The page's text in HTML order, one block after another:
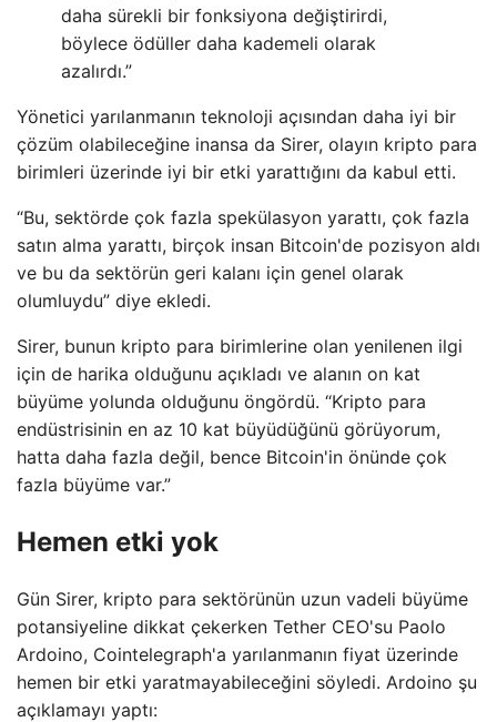
daha sürekli bir fonksiyona değiştirirdi,
böylece ödüller daha kademeli olarak
azalırdı.”
Yönetici yarılanmanın teknoloji açısından daha iyi bir
çözüm olabileceğine inansa da Sirer, olayın kripto para
birimleri üzerinde iyi bir etki yarattığını da kabul etti.
“Bu, sektörde çok fazla spekülasyon yarattı, çok fazla
satın alma yarattı, birçok insan Bitcoin'de pozisyon aldı
ve bu da sektörün geri kalanı için genel olarak
olumluydu” diye ekledi.
Sirer, bunun kripto para birimlerine olan yenilenen ilgi
için de harika olduğunu açıkladı ve alanın on kat
büyüme yolunda olduğunu öngördü. “Kripto para
endüstrisinin en az 10 kat büyüdüğünü görüyorum,
hatta daha fazla değil, bence Bitcoin'in önünde çok
fazla büyüme var.”
Hemen etki yok
Gün Sirer, kripto para sektörünün uzun vadeli büyüme
potansiyeline dikkat çekerken Tether CEO'su Paolo
Ardoino, Cointelegraph'a yarılanmanın fiyat üzerinde
hemen bir etki yaratmayabileceğini söyledi. Ardoino şu
açıklamayı yaptı: